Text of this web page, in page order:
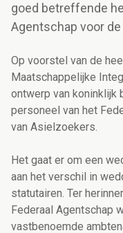
goed betreffende
Agentschap voor
Op voorstel van de
Maatschappelijke
ontwerp van
personeel van het
van Asielzoekers.
Het gaat er om een
aan het verschil in
statutairen. Ter
Federaal Agentschap
vastbenoemde